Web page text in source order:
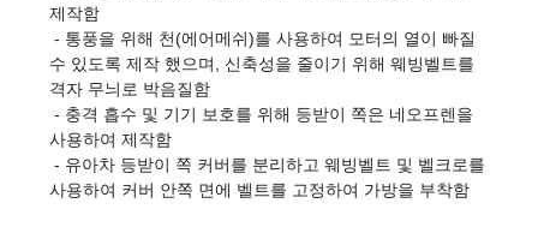
제작함
- 통풍을 위해 천(에어메쉬)를 사용하여 모터의 열이 빠질
수 있도록 제작 했으며, 신축성을 줄이기 위해 웨빙벨트를
격자 무늬로 박음질함
- 충격 흡수 및 기기 보호를 위해 등받이 쪽은 네오프렌을
사용하여 제작함
- 유아차 등받이 쪽 커버를 분리하고 웨빙벨트 및 벨크로를
사용하여 커버 안쪽 면에 벨트를 고정하여 가방을 부착함